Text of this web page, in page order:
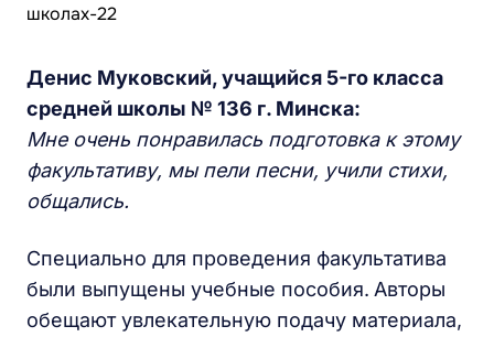
Денис Муковский, учащийся 5-го класса
средней школы № 136 г. Минска:
Мне очень понравилась подготовка к этому
факультативу, мы пели песни, учили стихи,
общались.
Специально для проведения факультатива
были выпущены учебные пособия. Авторы
обещают увлекательную подачу материала,